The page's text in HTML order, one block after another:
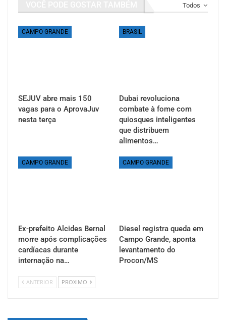
Todos
CAMPO GRANDE
SEJUV abre mais 150
vagas para o AprovaJuv
nesta terça
BRASIL
Dubai revoluciona
combate à fome com
quiosques inteligentes
que distribuem
alimentos…
CAMPO GRANDE
Ex-prefeito Alcides Bernal
morre após complicações
cardíacas durante
internação na…
CAMPO GRANDE
Diesel registra queda em
Campo Grande, aponta
levantamento do
Procon/MS
ANTERIOR PROXIMO